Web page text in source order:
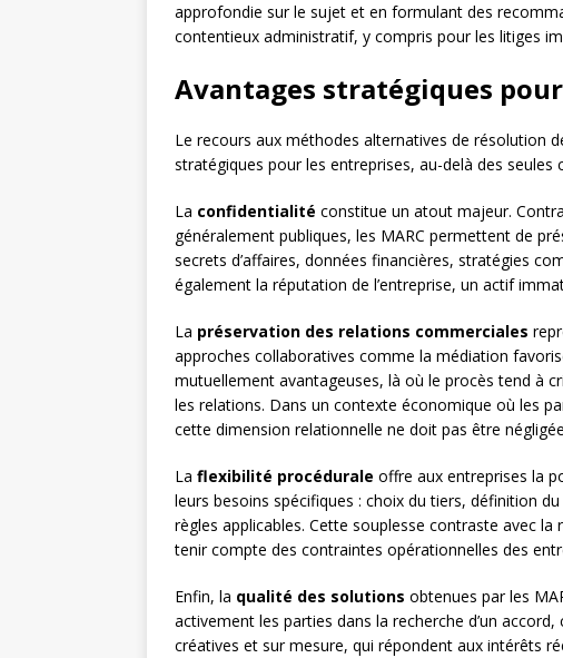
approfondie sur le sujet et en formulant des
contentieux administratif, y compris pour les litiges
Avantages stratégiques
Le recours aux méthodes alternatives de résolution
stratégiques pour les entreprises, au-delà des
La confidentialité constitue un atout majeur.
généralement publiques, les MARC permettent de
secrets d’affaires, données financières, stratégies
également la réputation de l’entreprise, un actif
La préservation des relations commerciales
approches collaboratives comme la médiation
mutuellement avantageuses, là où le procès tend à
les relations. Dans un contexte économique où les
cette dimension relationnelle ne doit pas être
La flexibilité procédurale offre aux entreprises la
leurs besoins spécifiques : choix du tiers, définition
règles applicables. Cette souplesse contraste avec
tenir compte des contraintes opérationnelles des
Enfin, la qualité des solutions obtenues par les
activement les parties dans la recherche d’un
créatives et sur mesure, qui répondent aux intérêts